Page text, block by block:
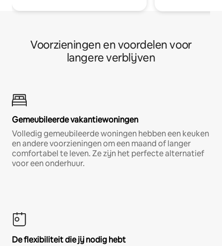
Voorzieningen en voordelen voor
langere verblijven
Gemeubileerde vakantiewoningen
Volledig gemeubileerde woningen hebben een keuken
en andere voorzieningen om een maand of langer
comfortabel te leven. Ze zijn het perfecte alternatief
voor een onderhuur.
De flexibiliteit die jij nodig hebt